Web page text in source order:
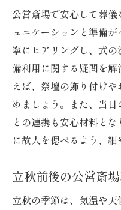
公営斎場で安心して葬
ュニケーションと準備
寧にヒアリングし、式
備利用に関する疑問を
えば、祭壇の飾り付け
めましょう。また、当
との連携も安心材料と
に故人を偲べるよう、細
立秋前後の公営斎
立秋の季節は、気温や天